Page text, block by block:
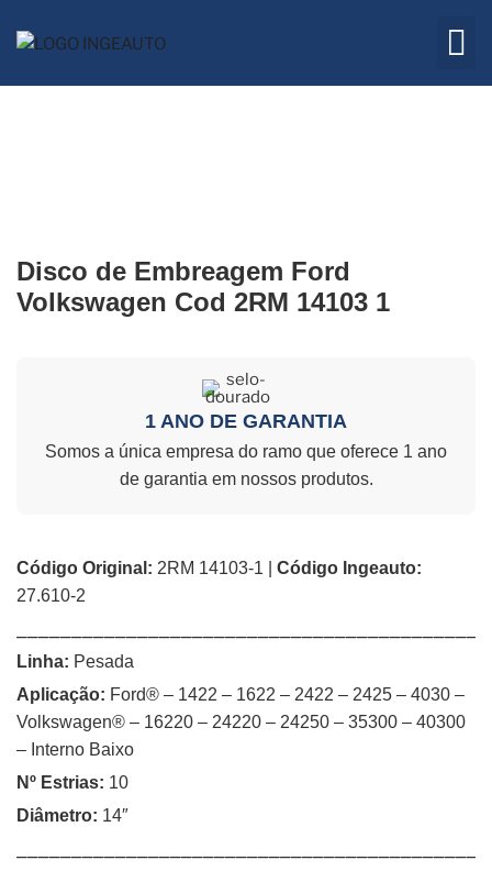
Disco de Embreagem Ford
Volkswagen Cod 2RM 14103 1
1 ANO DE GARANTIA
Somos a única empresa do ramo que oferece 1 ano
de garantia em nossos produtos.
Código Original: 2RM 14103-1 | Código Ingeauto:
27.610-2
Linha: Pesada
Aplicação: Ford® – 1422 – 1622 – 2422 – 2425 – 4030 –
Volkswagen® – 16220 – 24220 – 24250 – 35300 – 40300
– Interno Baixo
Nº Estrias: 10
Diâmetro: 14″